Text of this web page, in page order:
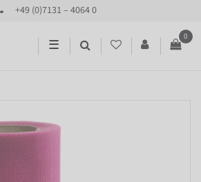
+49 (0)7131 – 4064 0
☰
0